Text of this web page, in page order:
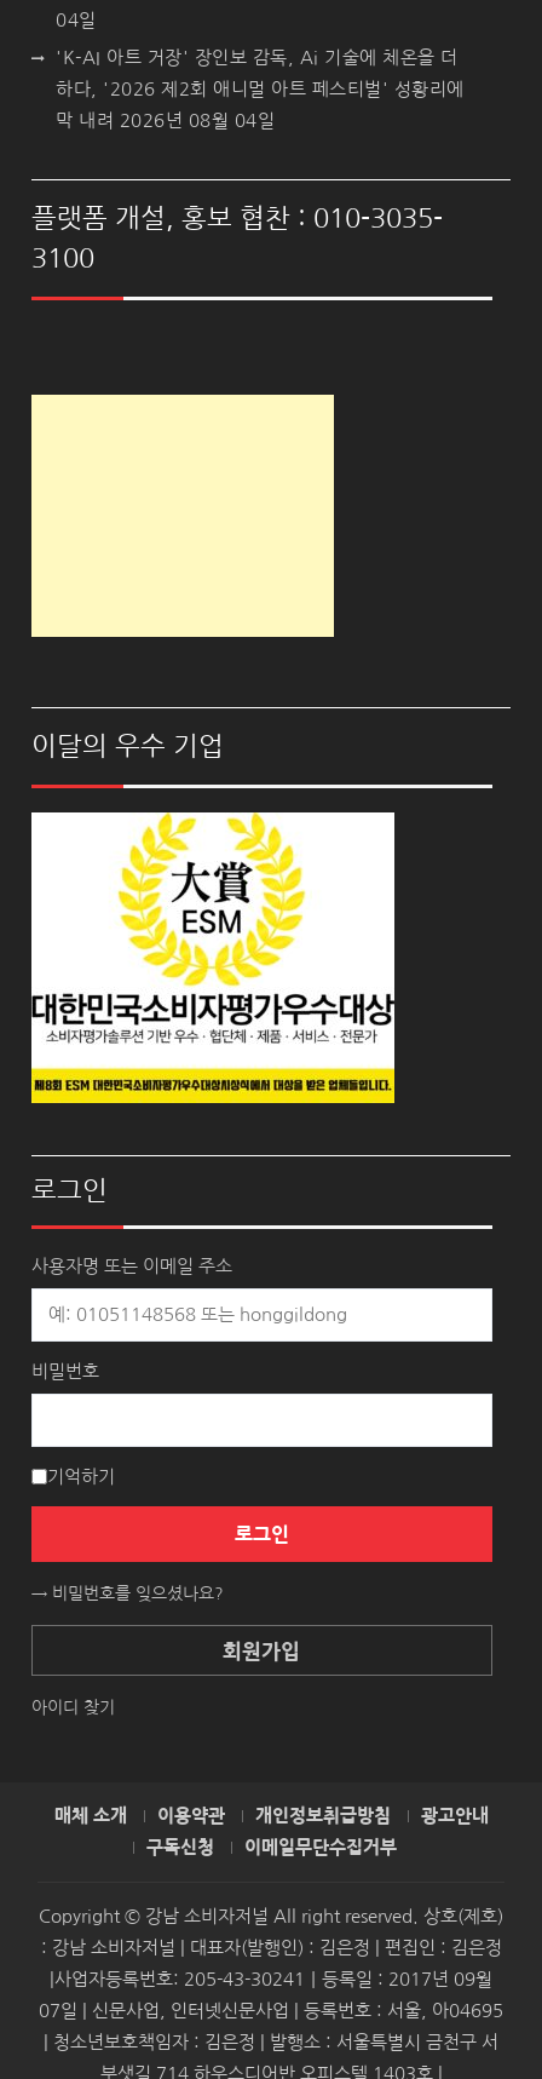
04일
'K-AI 아트 거장' 장인보 감독, Ai 기술에 체온을 더
하다, '2026 제2회 애니멀 아트 페스티벌' 성황리에
막 내려 2026년 08월 04일
플랫폼 개설, 홍보 협찬 : 010-3035-
3100
이달의 우수 기업
로그인
사용자명 또는 이메일 주소
비밀번호
기억하기
로그인
→ 비밀번호를 잊으셨나요?
회원가입
아이디 찾기
매체 소개 이용약관 개인정보취급방침
광고안내
구독신청
이메일무단수집거부
Copyright © 강남 소비자저널 All right reserved. 상호(제호)
: 강남 소비자저널 | 대표자(발행인) : 김은정 | 편집인 : 김은정
|사업자등록번호: 205-43-30241｜등록일 : 2017년 09월
07일 | 신문사업, 인터넷신문사업 | 등록번호 : 서울, 아04695
| 청소년보호책임자 : 김은정 | 발행소 : 서울특별시 금천구 서
부샛길 714 하우스디어반 오피스텔 1403호 |